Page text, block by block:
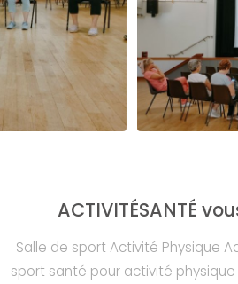
ACTIVITÉSANTÉ
Salle de sport Activité Physique
sport santé pour activité